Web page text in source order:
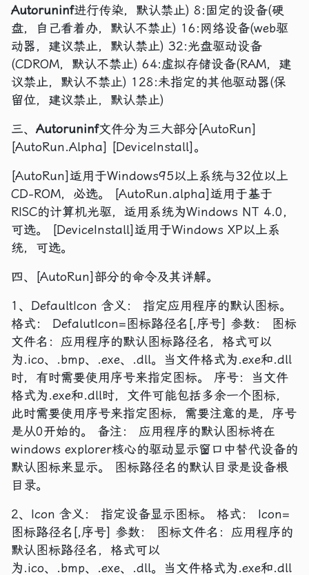
Autoruninf进行传染，默认禁止) 8:固定的设备(硬
盘，自己看着办，默认不禁止) 16:网络设备(web驱
动器，建议禁止，默认禁止) 32:光盘驱动设备
(CDROM，默认不禁止) 64:虚拟存储设备(RAM，建
议禁止，默认不禁止) 128:未指定的其他驱动器(保
留位，建议禁止，默认禁止)
三、 Autoruninf文件分为三大部分[AutoRun]
[AutoRun.Alpha] [DeviceInstall]。
[AutoRun]适用于Windows95以上系统与32位以上
CD-ROM，必选。 [AutoRun.alpha]适用于基于
RISC的计算机光驱，适用系统为Windows NT 4.0，
可选。 [DeviceInstall]适用于Windows XP以上系
统，可选。
四、[AutoRun]部分的命令及其详解。
1、DefaultIcon 含义： 指定应用程序的默认图标。
格式： DefalutIcon=图标路径名[,序号] 参数： 图标
文件名：应用程序的默认图标路径名，格式可以
为.ico、.bmp、.exe、.dll。当文件格式为.exe和.dll
时，有时需要使用序号来指定图标。 序号：当文件
格式为.exe和.dll时，文件可能包括多余一个图标，
此时需要使用序号来指定图标，需要注意的是，序号
是从0开始的。 备注： 应用程序的默认图标将在
windows explorer核心的驱动显示窗口中替代设备的
默认图标来显示。 图标路径名的默认目录是设备根
目录。
2、Icon 含义： 指定设备显示图标。 格式： Icon=
图标路径名[,序号] 参数： 图标文件名：应用程序的
默认图标路径名，格式可以
为.ico、.bmp、.exe、.dll。当文件格式为.exe和.dll